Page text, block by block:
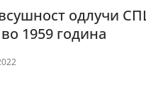
одлучи
1959 година